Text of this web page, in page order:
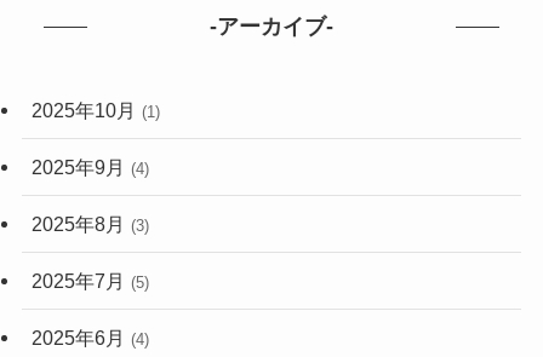
-アーカイブ-
2025年10月 (1)
2025年9月 (4)
2025年8月 (3)
2025年7月 (5)
2025年6月 (4)